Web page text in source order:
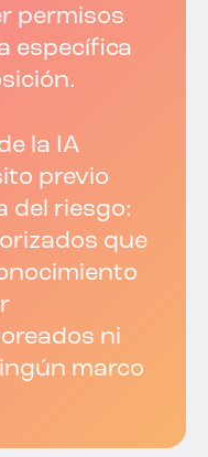
permisos
específica
la IA
previo
del riesgo:
que
ni
marco